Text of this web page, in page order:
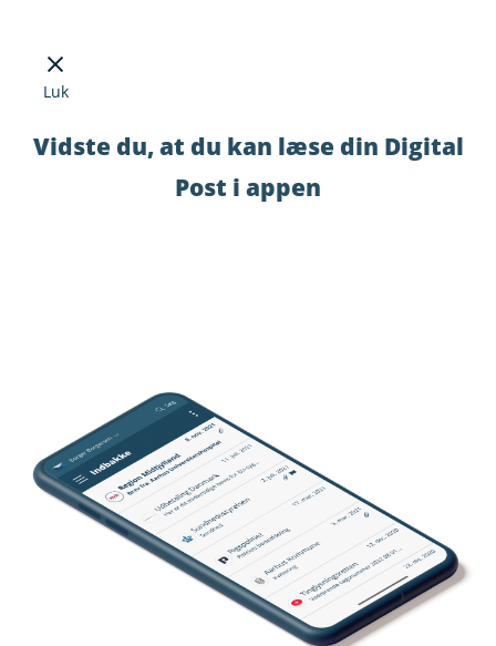
Luk
Vidste du, at du kan læse din Digital
Post i appen